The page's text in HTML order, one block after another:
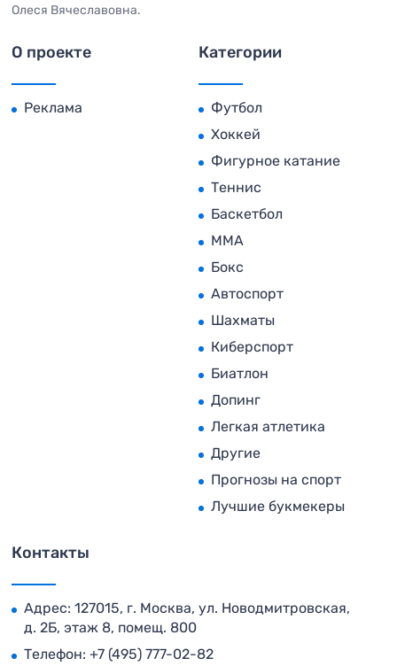
Олеся Вячеславовна.
О проекте
Реклама
Категории
Футбол
Хоккей
Фигурное катание
Теннис
Баскетбол
MMA
Бокс
Автоспорт
Шахматы
Киберспорт
Биатлон
Допинг
Легкая атлетика
Другие
Прогнозы на спорт
Лучшие букмекеры
Контакты
Адрес: 127015, г. Москва, ул. Новодмитровская,
д. 2Б, этаж 8, помещ. 800
Телефон: +7 (495) 777-02-82